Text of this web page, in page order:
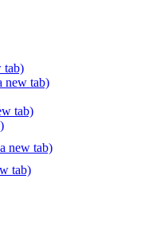
tab)
new tab)
tab)
new tab)
tab)